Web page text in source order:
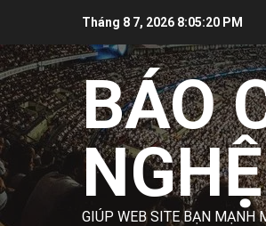
content
Tháng 8 7, 2026 8:05:21 PM
BÁO
NGHỆ
GIÚP WEB SITE BẠN MẠNH